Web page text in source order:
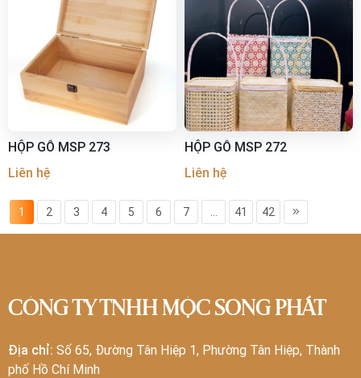
HỘP GỖ MSP 273
Liên hệ
HỘP GỖ MSP 272
Liên hệ
1 2 3 4 5 6 7 41 42
CÔNG TY TNHH MỘC SONG PHÁT
Địa chỉ: Số 65, Đường Tân Hiệp 1, Phường Tân Hiệp, Thành
phố Hồ Chí Minh